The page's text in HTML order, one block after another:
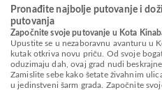
Pronađite najbolje putovanje i
putovanja
Započnite svoje putovanje u Kota
Upustite se u nezaboravnu avanturu u
kutak otkriva novu priču. Od svoje
oduzimaju dah, ovaj grad nudi
Zamislite sebe kako šetate živahnim
u jedinstveni šarm grada. Započnite